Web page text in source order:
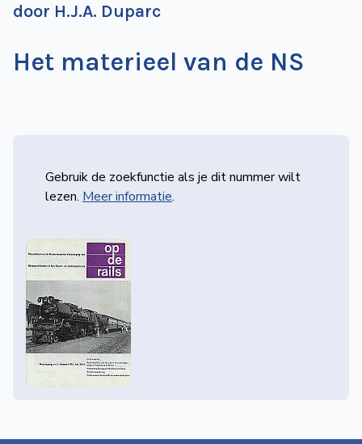
door H.J.A. Duparc
Het materieel van de NS
Gebruik de zoekfunctie als je dit nummer wilt
lezen. Meer informatie.